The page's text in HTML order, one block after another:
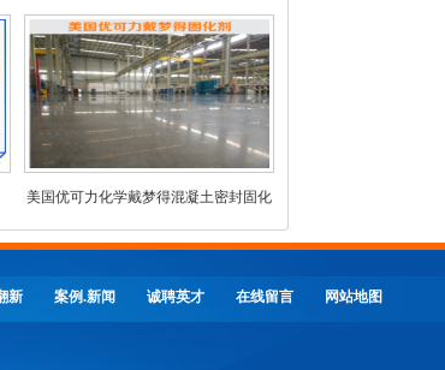
美国优可力化学戴梦得混凝土密封固化
剂
新 案例.新闻 诚聘英才 在线留言 网站地图